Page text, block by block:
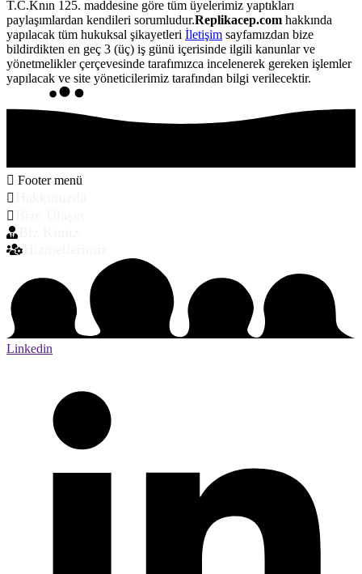
T.C.Knın 125. maddesine göre tüm üyelerimiz yaptıkları
paylaşımlardan kendileri sorumludur.Replikacep.com hakkında
yapılacak tüm hukuksal şikayetleri İletişim sayfamızdan bize
bildirdikten en geç 3 (üç) iş günü içerisinde ilgili kanunlar ve
yönetmelikler çerçevesinde tarafımızca incelenerek gereken işlemler
yapılacak ve site yöneticilerimiz tarafından bilgi verilecektir.
Footer menü
Linkedin